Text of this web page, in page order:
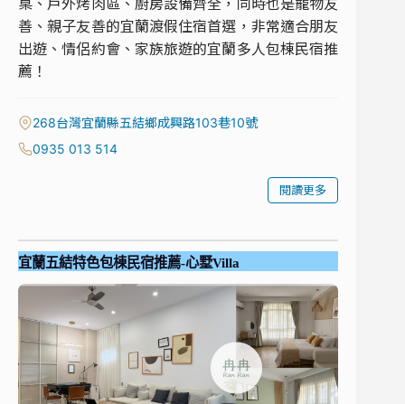
善、親子友善的宜蘭渡假住宿首選，非常適合朋友
出遊、情侶約會、家族旅遊的宜蘭多人包棟民宿推
薦！
268台灣宜蘭縣五結鄉成興路103巷10號
0935 013 514
閱讀更多
宜蘭五結特色包棟民宿推薦-心墅Villa